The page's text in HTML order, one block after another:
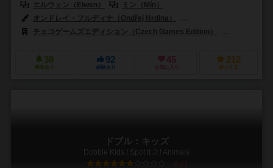
エルウェン（Elwen）
ミン（Mín）
オンドレイ・フルディナ（Ondřej Hrdina）
チェコゲームズエディション（Czech Games Edition）
38
興味あり
92
経験あり
45
お気に入り
212
持ってる
ドブル：キッズ
Dobble Kids / Spot it Jr.! Animals
6.0